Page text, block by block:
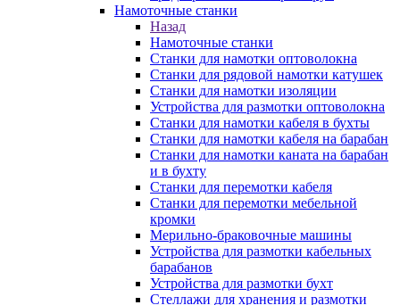
Намоточные станки
Назад
Намоточные станки
Станки для намотки оптоволокна
Станки для рядовой намотки катушек
Станки для намотки изоляции
Устройства для размотки оптоволокна
Станки для намотки кабеля в бухты
Станки для намотки кабеля на барабан
Станки для намотки каната на барабан
и в бухту
Станки для перемотки кабеля
Станки для перемотки мебельной
кромки
Мерильно-браковочные машины
Устройства для размотки кабельных
барабанов
Устройства для размотки бухт
Стеллажи для хранения и размотки